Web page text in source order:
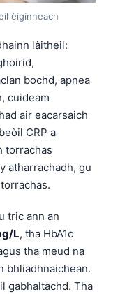
èiginneach
làitheil:
bochd, apnea
cuideam
air eacarsaich
CRP a
torrachas
atharrachadh, gu
tric ann an
L, tha HbA1c
tha meud na
bhliadhnaichean.
gabhaltachd. Tha